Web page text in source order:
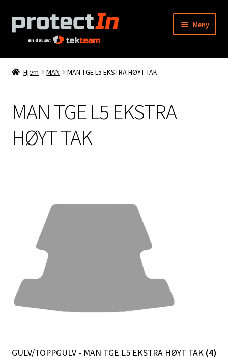
Hopp
til
navigasjon
Hopp
til
innhold
Meny
Hjem
Bestilling
Kontakt oss
Våre forhandlere
Hjem MAN MAN TGE L5 EKSTRA HØYT TAK
MAN TGE L5 EKSTRA
HØYT TAK
GULV/TOPPGULV - MAN TGE L5 EKSTRA HØYT TAK (4)